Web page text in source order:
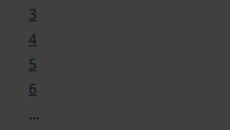
3
4
5
6
...